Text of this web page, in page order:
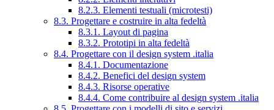
8.2.3. Elementi testuali (microtesti)
8.3. Progettare e costruire in alta fedeltà
8.3.1. Layout di pagina
8.3.2. Prototipi in alta fedeltà
8.4. Progettare con il design system .italia
8.4.1. Documentazione
8.4.2. Benefici del design system
8.4.3. Risorse operative
8.4.4. Come contribuire al design system .italia